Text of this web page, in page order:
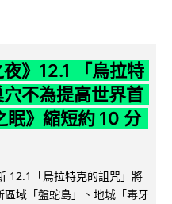
》12.1 「烏拉特
不為提高世界首
眠》縮短約 10 分
12.1「烏拉特克的詛咒」將
域「盤蛇島」、地城「毒牙